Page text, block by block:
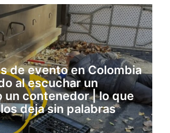
de evento en Colombia
al escuchar un
un contenedor | lo que
deja sin palabras